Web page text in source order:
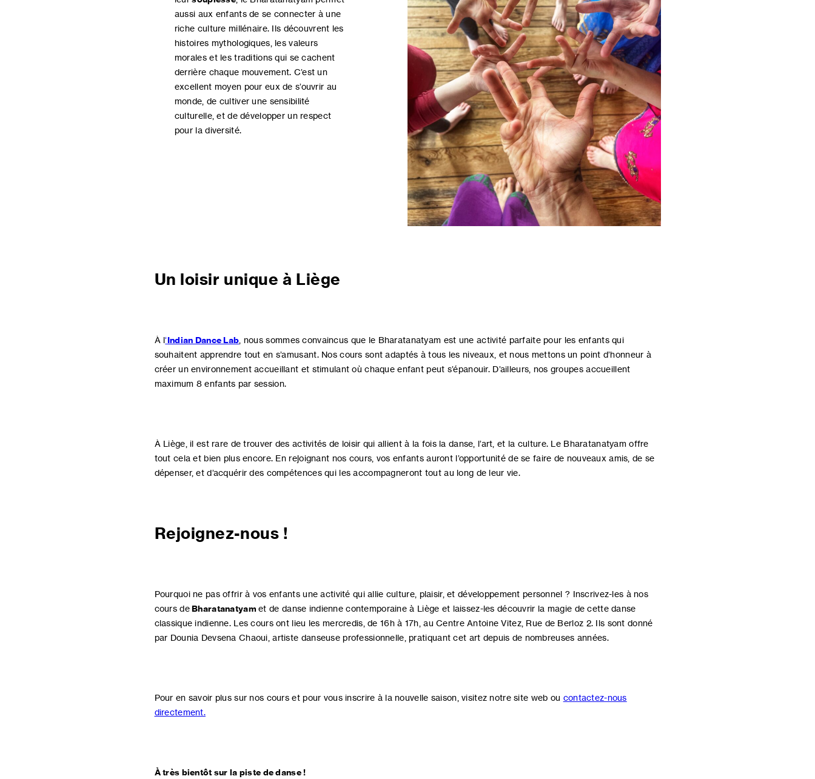
aussi aux enfants de se connecter à une
riche culture millénaire. Ils découvrent les
histoires mythologiques, les valeurs
morales et les traditions qui se cachent
derrière chaque mouvement. C’est un
excellent moyen pour eux de s’ouvrir au
monde, de cultiver une sensibilité
culturelle, et de développer un respect
pour la diversité.
Un loisir unique à Liège
À l‘Indian Dance Lab , nous sommes convaincus que le Bharatanatyam est une activité parfaite pour les enfants qui
souhaitent apprendre tout en s’amusant. Nos cours sont adaptés à tous les niveaux, et nous mettons un point d’honneur à
créer un environnement accueillant et stimulant où chaque enfant peut s’épanouir. D’ailleurs, nos groupes accueillent
maximum 8 enfants par session.
À Liège, il est rare de trouver des activités de loisir qui allient à la fois la danse, l’art, et la culture. Le Bharatanatyam offre
tout cela et bien plus encore. En rejoignant nos cours, vos enfants auront l’opportunité de se faire de nouveaux amis, de se
dépenser, et d’acquérir des compétences qui les accompagneront tout au long de leur vie.
Rejoignez-nous !
Pourquoi ne pas offrir à vos enfants une activité qui allie culture, plaisir, et développement personnel ? Inscrivez-les à nos
cours deBharatanatyam et de danse indienne contemporaine à Liège et laissez-les découvrir la magie de cette danse
classique indienne. Les cours ont lieu les mercredis, de 16h à 17h, au Centre Antoine Vitez, Rue de Berloz 2. Ils sont donné
par Dounia Devsena Chaoui, artiste danseuse professionnelle, pratiquant cet art depuis de nombreuses années.
Pour en savoir plus sur nos cours et pour vous inscrire à la nouvelle saison, visitez notre site web ou contactez-nous
directement.
À très bientôt sur la piste de danse !